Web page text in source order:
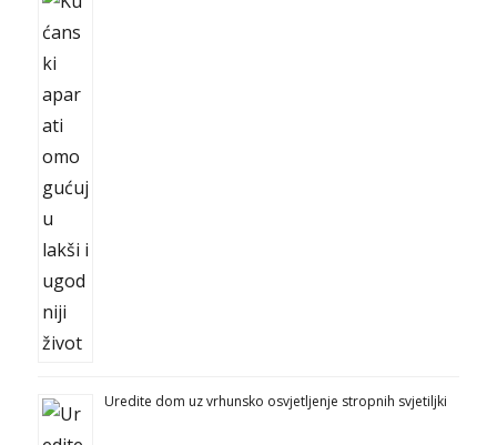
Uredite dom uz vrhunsko osvjetljenje stropnih svjetiljki